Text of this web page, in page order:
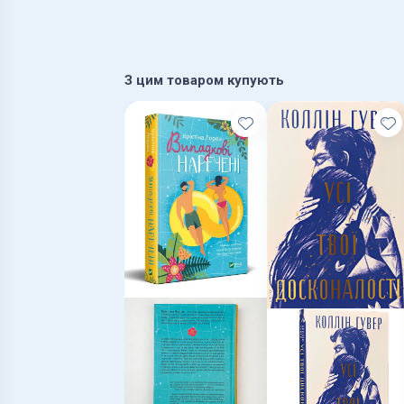
З цим товаром купують